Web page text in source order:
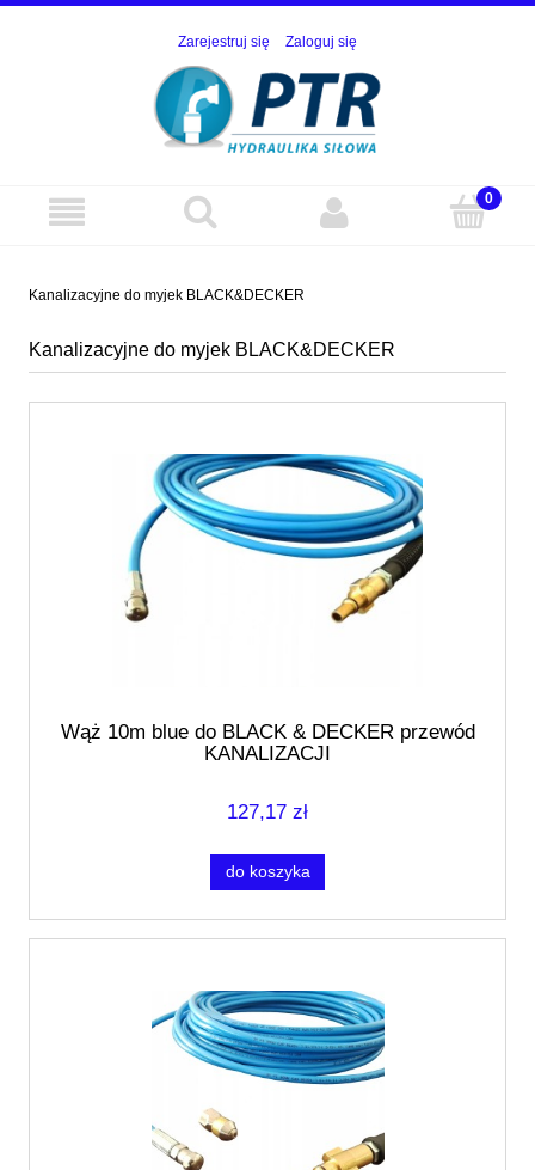
Zarejestruj się Zaloguj się
Kanalizacyjne do myjek BLACK&DECKER
Kanalizacyjne do myjek BLACK&DECKER
Wąż 10m blue do BLACK & DECKER przewód
KANALIZACJI
127,17 zł
do koszyka